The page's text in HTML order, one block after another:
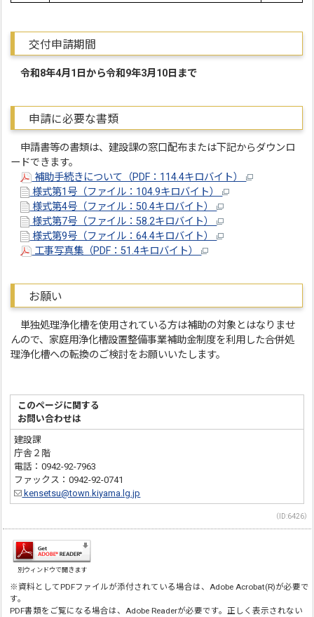
交付申請期間
令和8年4月1日から令和9年3月10日まで
申請に必要な書類
申請書等の書類は、建設課の窓口配布または下記からダウンロ
ードできます。
補助手続きについて（PDF：114.4キロバイト）
様式第1号（ファイル：104.9キロバイト）
様式第4号（ファイル：50.4キロバイト）
様式第7号（ファイル：58.2キロバイト）
様式第9号（ファイル：64.4キロバイト）
工事写真集（PDF：51.4キロバイト）
お願い
単独処理浄化槽を使用されている方は補助の対象とはなりませ
んので、家庭用浄化槽設置整備事業補助金制度を利用した合併処
理浄化槽への転換のご検討をお願いいたします。
このページに関する
お問い合わせは
建設課
庁舎２階
電話：0942-92-7963
ファックス：0942-92-0741
kensetsu@town.kiyama.lg.jp
（ID:6426）
別ウィンドウで開きます
※資料としてPDFファイルが添付されている場合は、Adobe Acrobat(R)が必要で
す。
PDF書類をご覧になる場合は、Adobe Readerが必要です。正しく表示されない